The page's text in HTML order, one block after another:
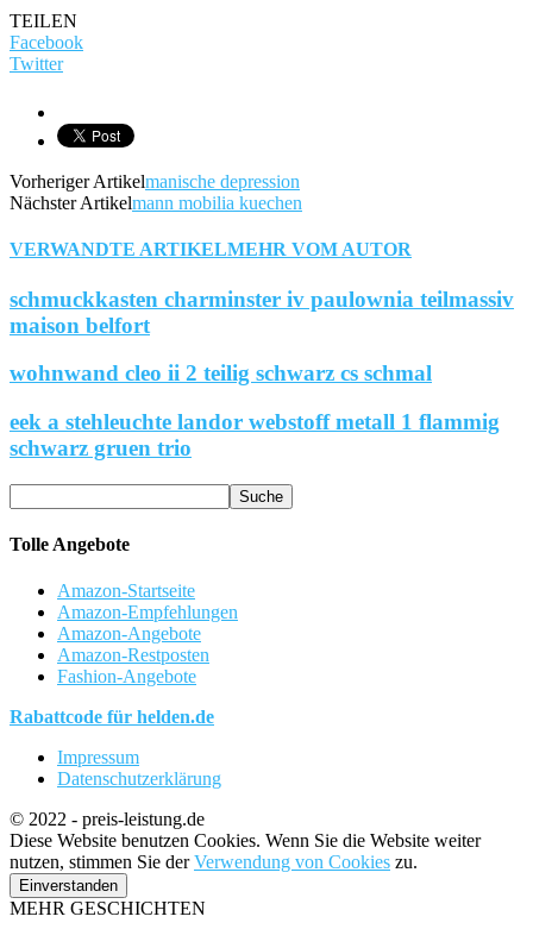
TEILEN
Facebook
Twitter
Vorheriger Artikelmanische depression
Nächster Artikelmann mobilia kuechen
VERWANDTE ARTIKELMEHR VOM AUTOR
schmuckkasten charminster iv paulownia teilmassiv
maison belfort
wohnwand cleo ii 2 teilig schwarz cs schmal
eek a stehleuchte landor webstoff metall 1 flammig
schwarz gruen trio
Tolle Angebote
Amazon-Startseite
Amazon-Empfehlungen
Amazon-Angebote
Amazon-Restposten
Fashion-Angebote
Rabattcode für helden.de
Impressum
Datenschutzerklärung
© 2022 - preis-leistung.de
Diese Website benutzen Cookies. Wenn Sie die Website weiter
nutzen, stimmen Sie derVerwendung von Cookies zu.
Einverstanden
MEHR GESCHICHTEN